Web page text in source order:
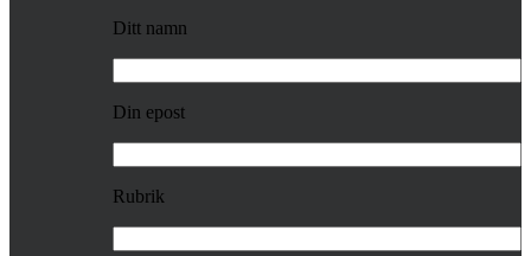
Ditt namn
Din epost
Rubrik